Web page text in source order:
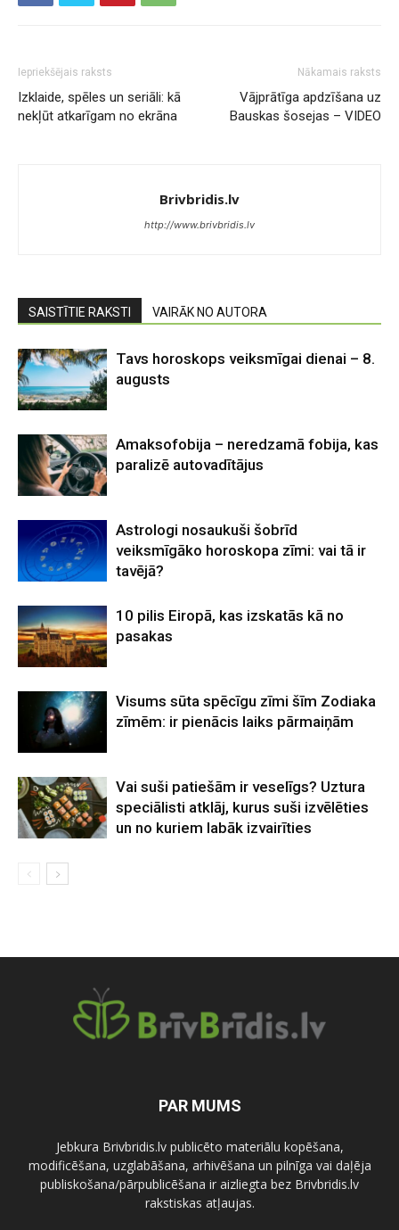
Iepriekšējais raksts
Izklaide, spēles un seriāli: kā
nekļūt atkarīgam no ekrāna
Nākamais raksts
Vājprātīga apdzīšana uz
Bauskas šosejas – VIDEO
Brivbridis.lv
http://www.brivbridis.lv
SAISTĪTIE RAKSTI VAIRĀK NO AUTORA
Tavs horoskops veiksmīgai dienai – 8.
augusts
Amaksofobija – neredzamā fobija, kas
paralizē autovadītājus
Astrologi nosaukuši šobrīd
veiksmīgāko horoskopa zīmi: vai tā ir
tavējā?
10 pilis Eiropā, kas izskatās kā no
pasakas
Visums sūta spēcīgu zīmi šīm Zodiaka
zīmēm: ir pienācis laiks pārmaiņām
Vai suši patiešām ir veselīgs? Uztura
speciālisti atklāj, kurus suši izvēlēties
un no kuriem labāk izvairīties
PAR MUMS
Jebkura Brivbridis.lv publicēto materiālu kopēšana,
modificēšana, uzglabāšana, arhivēšana un pilnīga vai daļēja
publiskošana/pārpublicēšana ir aizliegta bez Brivbridis.lv
rakstiskas atļaujas.